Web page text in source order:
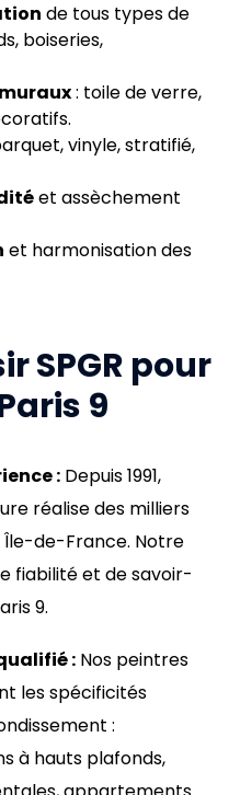
de tous types de
boiseries,
: toile de verre,
vinyle, stratifié,
et assèchement
et harmonisation des
SPGR pour
9
: Depuis 1991,
réalise des milliers
Île-de-France. Notre
fiabilité et de savoir-
9.
: Nos peintres
les spécificités
:
à hauts plafonds,